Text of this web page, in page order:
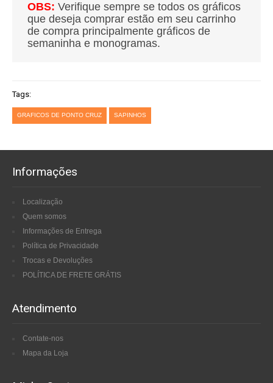
OBS: Verifique sempre se todos os gráficos
que deseja comprar estão em seu carrinho
de compra principalmente gráficos de
semaninha e monogramas.
Tags:
GRAFICOS DE PONTO CRUZ SAPINHOS
Informações
Localização
Quem somos
Informações de Entrega
Política de Privacidade
Trocas e Devoluções
POLÍTICA DE FRETE GRÁTIS
Atendimento
Contate-nos
Mapa da Loja